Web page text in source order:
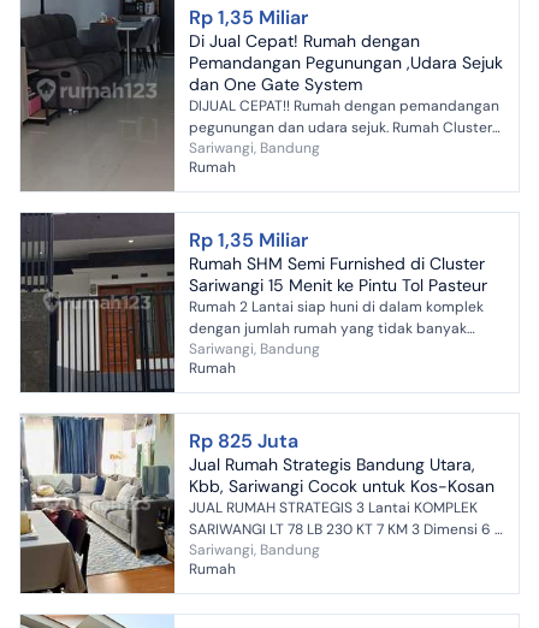
Rp 1,35 Miliar
Di Jual Cepat! Rumah dengan
Pemandangan Pegunungan ,Udara Sejuk
dan One Gate System
DIJUAL CEPAT!! Rumah dengan pemandangan
pegunungan dan udara sejuk. Rumah Cluster
di Mutiara Garden Residence - One gate -
Security 24 jam - Cct...
Sariwangi, Bandung
Rumah
Rp 1,35 Miliar
Rumah SHM Semi Furnished di Cluster
Sariwangi 15 Menit ke Pintu Tol Pasteur
Rumah 2 Lantai siap huni di dalam komplek
dengan jumlah rumah yang tidak banyak
sehingga membuat lingkungan tenang. Semua
unit sudah full terisi d...
Sariwangi, Bandung
Rumah
Rp 825 Juta
Jual Rumah Strategis Bandung Utara,
Kbb, Sariwangi Cocok untuk Kos-Kosan
JUAL RUMAH STRATEGIS 3 Lantai KOMPLEK
SARIWANGI LT 78 LB 230 KT 7 KM 3 Dimensi 6 x
13 Listrik 5500 SHM Hadap Utara Row Jalan :8
meter Carport + Kan...
Sariwangi, Bandung
Rumah